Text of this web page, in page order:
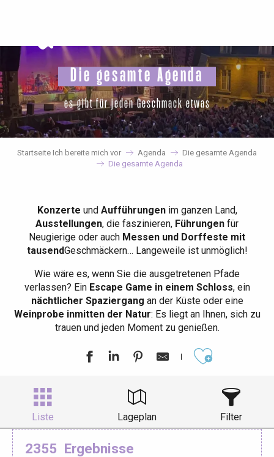
principal
Die gesamte Agenda
es gibt für jeden Geschmack etwas
Startseite Ich bereite mich vor Agenda
Die gesamte Agenda
Die gesamte Agenda
Konzerte und Aufführungenim ganzen Land,
Ausstellungen, die faszinieren, Führungen für
Neugierige oder auch Messen und Dorffeste mit
tausendGeschmäckern… Langeweile ist unmöglich!
Wie wäre es, wenn Sie die ausgetretenen Pfade
verlassen? EinEscape Game in einem Schloss, ein
nächtlicher Spaziergang an der Küste oder eine
Weinprobe inmitten der Natur: Es liegt an Ihnen, sich zu
trauen und jeden Moment zu genießen.
Liste Lageplan Filter
2355 Ergebnisse